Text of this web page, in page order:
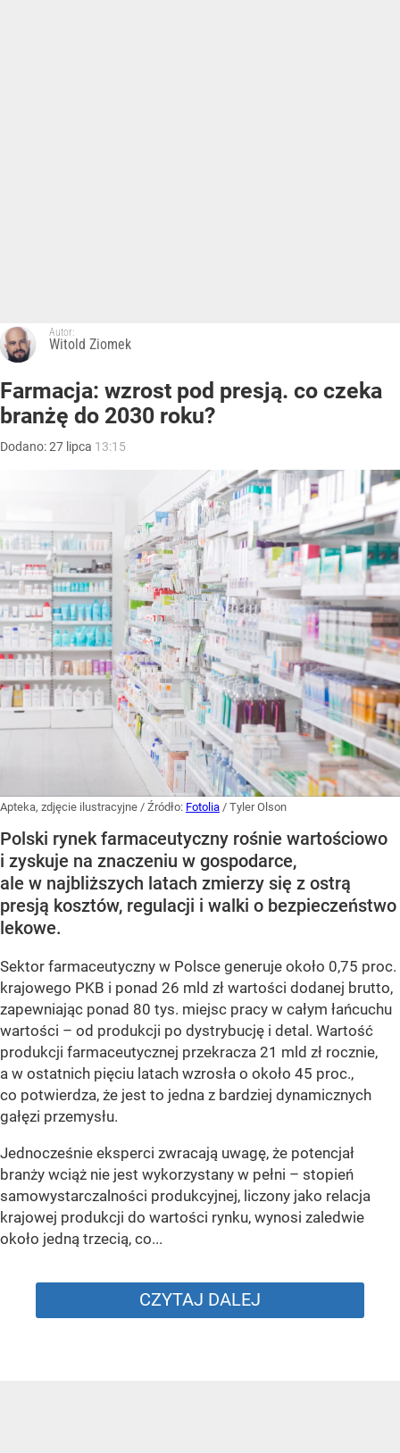
Autor:
Witold Ziomek
Farmacja: wzrost pod presją. co czeka
branżę do 2030 roku?
Dodano:27 lipca 13:15
Apteka, zdjęcie ilustracyjne / Źródło: Fotolia / Tyler Olson
Polski rynek farmaceutyczny rośnie wartościowo
i zyskuje na znaczeniu w gospodarce,
ale w najbliższych latach zmierzy się z ostrą
presją kosztów, regulacji i walki o bezpieczeństwo
lekowe.
Sektor farmaceutyczny w Polsce generuje około 0,75 proc.
krajowego PKB i ponad 26 mld zł wartości dodanej brutto,
zapewniając ponad 80 tys. miejsc pracy w całym łańcuchu
wartości – od produkcji po dystrybucję i detal. Wartość
produkcji farmaceutycznej przekracza 21 mld zł rocznie,
a w ostatnich pięciu latach wzrosła o około 45 proc.,
co potwierdza, że jest to jedna z bardziej dynamicznych
gałęzi przemysłu.
Jednocześnie eksperci zwracają uwagę, że potencjał
branży wciąż nie jest wykorzystany w pełni – stopień
samowystarczalności produkcyjnej, liczony jako relacja
krajowej produkcji do wartości rynku, wynosi zaledwie
około jedną trzecią, co...
CZYTAJ DALEJ